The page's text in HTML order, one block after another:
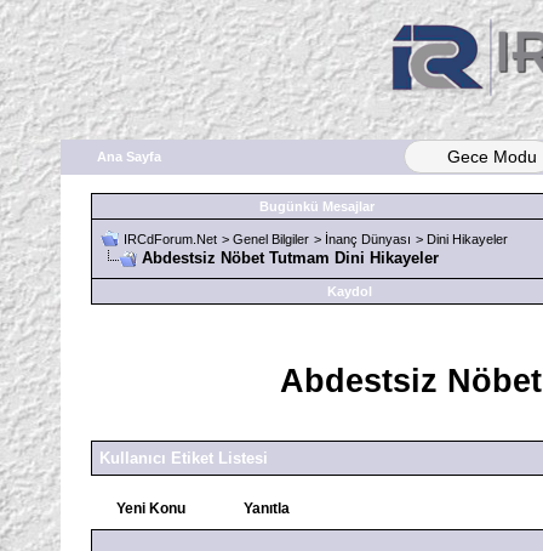
Ana Sayfa Gece Modu
Bugünkü Mesajlar
IRCdForum.Net > Genel Bilgiler > İnanç Dünyası > Dini Hikayeler
Abdestsiz Nöbet Tutmam Dini Hikayeler
Kaydol
Abdestsiz
Kullanıcı Etiket Listesi
Yeni Konu Yanıtla